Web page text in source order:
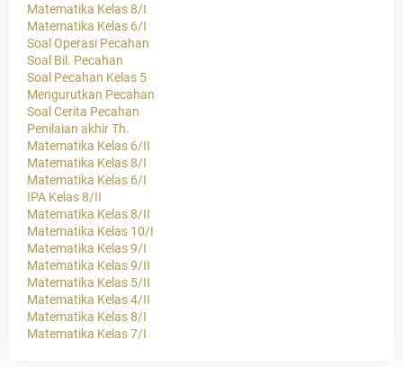
Matematika Kelas 8/I
Matematika Kelas 6/I
Soal Operasi Pecahan
Soal Bil. Pecahan
Soal Pecahan Kelas 5
Mengurutkan Pecahan
Soal Cerita Pecahan
Penilaian akhir Th.
Matematika Kelas 6/II
Matematika Kelas 8/I
Matematika Kelas 6/I
IPA Kelas 8/II
Matematika Kelas 8/II
Matematika Kelas 10/I
Matematika Kelas 9/I
Matematika Kelas 9/II
Matematika Kelas 5/II
Matematika Kelas 4/II
Matematika Kelas 8/I
Matematika Kelas 7/I